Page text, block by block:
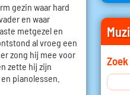
gezin waar hard
en waar
metgezel en
al vroeg een
zong hij mee voor
zette hij zijn
pianolessen.